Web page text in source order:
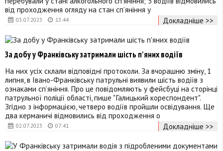
03.07.2023 13:44
від проходження огляду на стан сп’яніння у
Докладніше >>
02.07.2023 07:41
За добу у Франківську затримали шість п'яних водіїв
На них усіх склали відповідні протоколи. За вчорашню зміну, 1
липня, в Івано-Франківську патрульні виявили шість водіїв з
ознаками сп’яніння. Про це повідомляють у фейсбуці на сторінці
патрульної поліції області, пише "Галицький кореспондент".
Згідно з інформацією, четверо водіїв пройшли освідування. Ще
два керманичі відмовились від проходження о
Докладніше >>